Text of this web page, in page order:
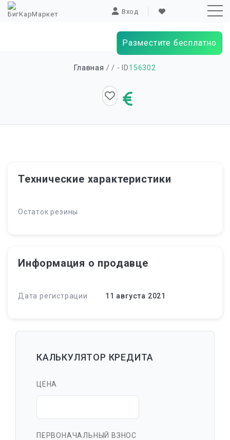
Вход
Разместите бесплатно
Главная / / - ID156302
Технические характеристики
Остаток резины
Информация о продавце
Дата регистрации 11 августа 2021
КАЛЬКУЛЯТОР КРЕДИТА
ЦЕНА
ПЕРВОНАЧАЛЬНЫЙ ВЗНОС